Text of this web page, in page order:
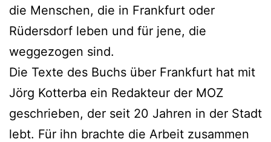
die Menschen, die in Frankfurt oder
Rüdersdorf leben und für jene, die
weggezogen sind.
Die Texte des Buchs über Frankfurt hat mit
Jörg Kotterba ein Redakteur der MOZ
geschrieben, der seit 20 Jahren in der Stadt
lebt. Für ihn brachte die Arbeit zusammen